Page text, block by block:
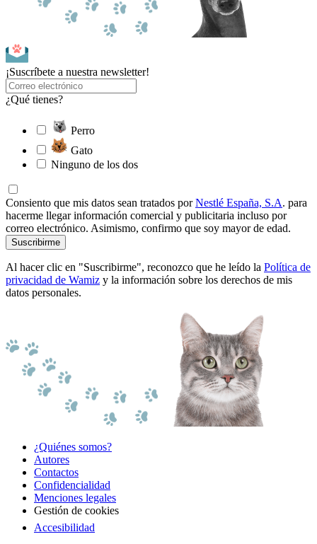
¡Suscríbete a nuestra newsletter!
¿Qué tienes?
Perro
Gato
Ninguno de los dos
Consiento que mis datos sean tratados porNestlé España, S.A. para
hacerme llegar información comercial y publicitaria incluso por
correo electrónico. Asimismo, confirmo que soy mayor de edad.
Suscribirme
Al hacer clic en "Suscribirme", reconozco que he leído la Política de
privacidad de Wamiz y la información sobre los derechos de mis
datos personales.
¿Quiénes somos?
Autores
Contactos
Confidencialidad
Menciones legales
Gestión de cookies
Accesibilidad